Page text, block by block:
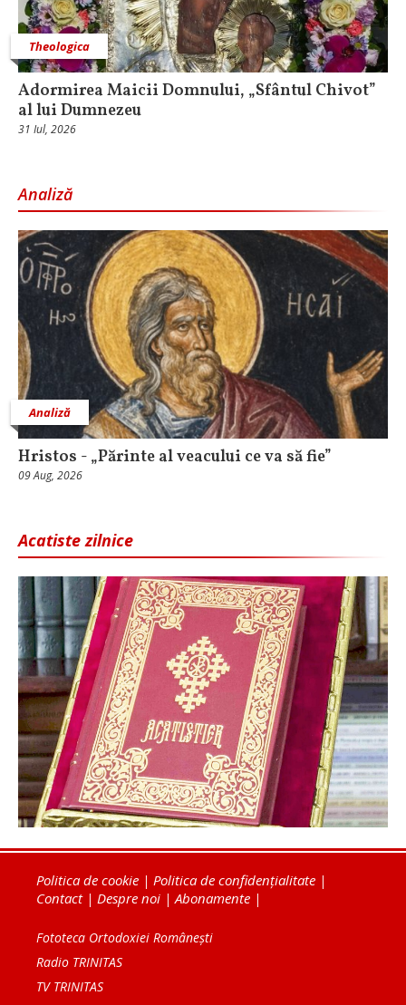
Theologica
Adormirea Maicii Domnului, „Sfântul Chivot”
al lui Dumnezeu
31 Iul, 2026
Analiză
Analiză
Hristos - „Părinte al veacului ce va să fie”
09 Aug, 2026
Acatiste zilnice
Politica de cookie | Politica de confidențialitate |
Contact| Despre noi | Abonamente |
Fototeca Ortodoxiei Românești
Radio TRINITAS
TV TRINITAS